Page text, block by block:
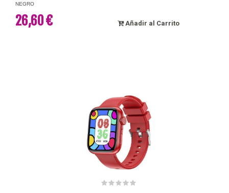
NEGRO
26,60 € Añadir al Carrito